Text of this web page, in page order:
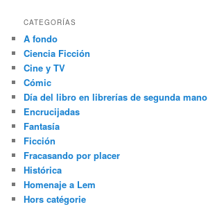
CATEGORÍAS
A fondo
Ciencia Ficción
Cine y TV
Cómic
Día del libro en librerías de segunda mano
Encrucijadas
Fantasía
Ficción
Fracasando por placer
Histórica
Homenaje a Lem
Hors catégorie